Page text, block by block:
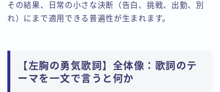
その結果、日常の小さな決断（告白、挑戦、出勤、別
れ）にまで適用できる普遍性が生まれます。
【左胸の勇気歌詞】全体像：歌詞のテ
ーマを一文で言うと何か